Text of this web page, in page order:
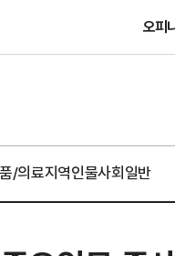
오피
/의료지역인물사회일반